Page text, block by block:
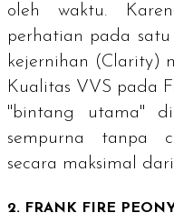
oleh waktu.
perhatian pada
kejernihan (Clarity)
Kualitas VVS pada
"bintang utama"
sempurna tanpa
secara maksimal
2. FRANK FIRE